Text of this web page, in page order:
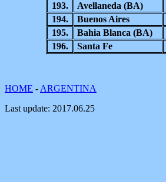
193.
Avellaneda (BA)
194.
Buenos Aires
195.
Bahia Blanca (BA)
196.
Santa Fe
HOME - ARGENTINA
Last update: 2017.06.25